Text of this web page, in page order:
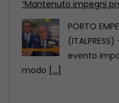
Comazzi “Gli animali
denunciate chi lo fa”
MILANO